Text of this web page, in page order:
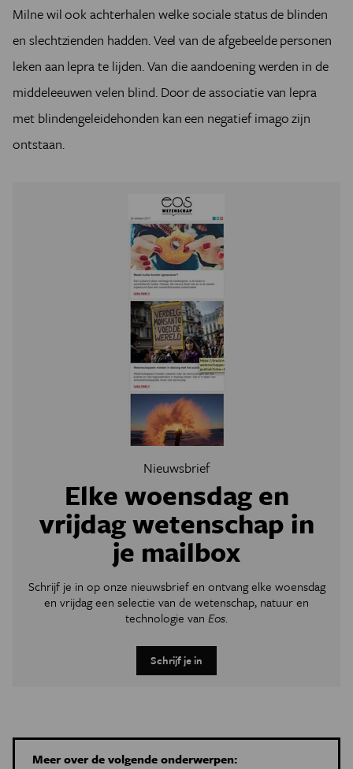
Milne wil ook achterhalen welke sociale status de blinden
en slechtzienden hadden. Veel van de afgebeelde personen
leken aan lepra te lijden. Van die aandoening werden in de
middeleeuwen velen blind. Door de associatie van lepra
met blindengeleidehonden kan een negatief imago zijn
ontstaan.
Nieuwsbrief
Elke woensdag en
vrijdag wetenschap in
je mailbox
Schrijf je in op onze nieuwsbrief en ontvang elke woensdag
en vrijdag een selectie van de wetenschap, natuur en
technologie van Eos.
Schrijf je in
Meer over de volgende onderwerpen: